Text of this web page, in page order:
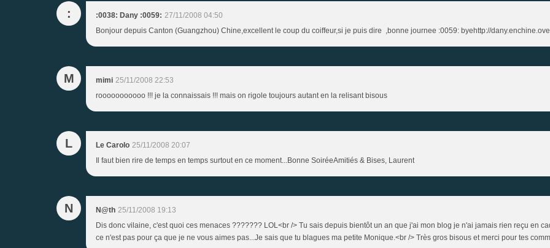
: :0038: Dany :0059: 27/11/2008 04:50
Bonjour depuis Canton (Guangzhou) Chine,excellent le coup du coiffeur,si je puis dire ,bonne journee :0059: byehttp://
M mimi 25/11/2008 22:53
rooooooooooo !!! je la connaissais !!! mais on rigole toujours autant en la relisant bisous
L Le Carolo 25/11/2008 20:07
Il faut bien rire de temps en temps surtout en ce moment...Bonne SoiréeAmitiés & Bises, Laurent
N N@th 25/11/2008 19:13
Dis donc vilaine, c'est quoi ces menaces ??????? LOL<br /> Tu sais depuis bientôt un an que j'ai mon blog je n'ai jamais rien reçu en
ce n'est pas pour ça que je ne vous aimes pas...Je sais que tu blagues ma petite Monique.<br /> Très gros bisous et merci pour tes